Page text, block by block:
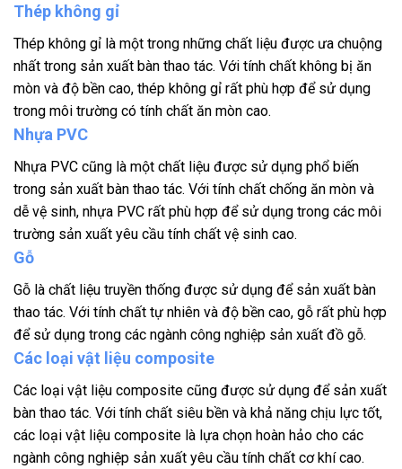
Thép không gỉ
Thép không gỉ là một trong những chất liệu được ưa chuộng
nhất trong sản xuất bàn thao tác. Với tính chất không bị ăn
mòn và độ bền cao, thép không gỉ rất phù hợp để sử dụng
trong môi trường có tính chất ăn mòn cao.
Nhựa PVC
Nhựa PVC cũng là một chất liệu được sử dụng phổ biến
trong sản xuất bàn thao tác. Với tính chất chống ăn mòn và
dễ vệ sinh, nhựa PVC rất phù hợp để sử dụng trong các môi
trường sản xuất yêu cầu tính chất vệ sinh cao.
Gỗ
Gỗ là chất liệu truyền thống được sử dụng để sản xuất bàn
thao tác. Với tính chất tự nhiên và độ bền cao, gỗ rất phù hợp
để sử dụng trong các ngành công nghiệp sản xuất đồ gỗ.
Các loại vật liệu composite
Các loại vật liệu composite cũng được sử dụng để sản xuất
bàn thao tác. Với tính chất siêu bền và khả năng chịu lực tốt,
các loại vật liệu composite là lựa chọn hoàn hảo cho các
ngành công nghiệp sản xuất yêu cầu tính chất cơ khí cao.